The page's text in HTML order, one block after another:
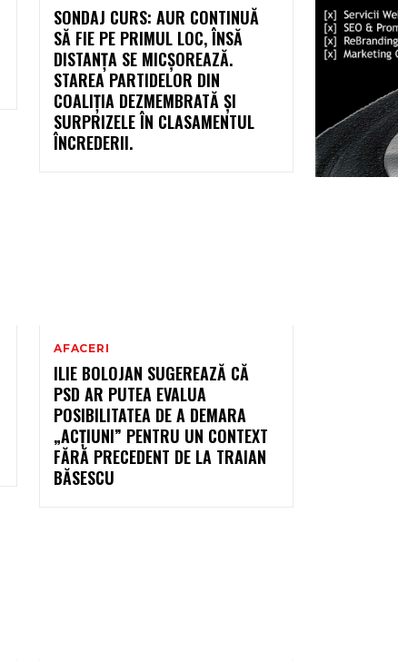
SONDAJ CURS: AUR CONTINUĂ
SĂ FIE PE PRIMUL LOC, ÎNSĂ
DISTANȚA SE MICȘOREAZĂ.
STAREA PARTIDELOR DIN
COALIȚIA DEZMEMBRATĂ ȘI
SURPRIZELE ÎN CLASAMENTUL
ÎNCREDERII.
AFACERI
ILIE BOLOJAN SUGEREAZĂ CĂ
PSD AR PUTEA EVALUA
POSIBILITATEA DE A DEMARA
„ACȚIUNI” PENTRU UN CONTEXT
FĂRĂ PRECEDENT DE LA TRAIAN
BĂSESCU